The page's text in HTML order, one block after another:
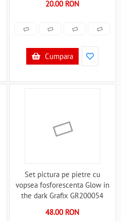
20.00 RON
Cumpara
Set pictura pe pietre cu
vopsea fosforescenta Glow in
the dark Grafix GR200054
48.00 RON